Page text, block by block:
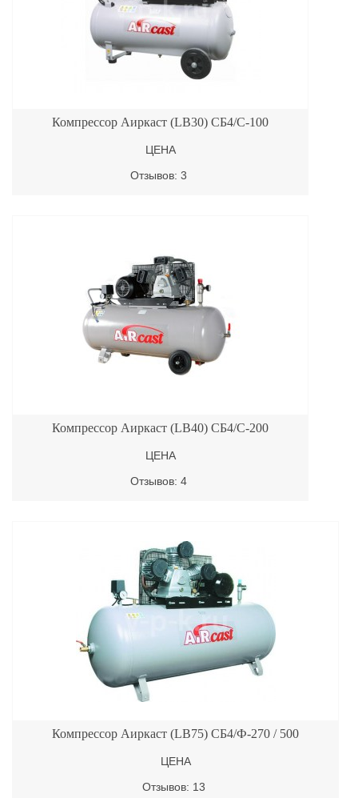
Компрессор Аиркаст (LB30) СБ4/С-100
ЦЕНА
Отзывов: 3
Компрессор Аиркаст (LB40) СБ4/С-200
ЦЕНА
Отзывов: 4
Компрессор Аиркаст (LB75) СБ4/Ф-270 / 500
ЦЕНА
Отзывов: 13